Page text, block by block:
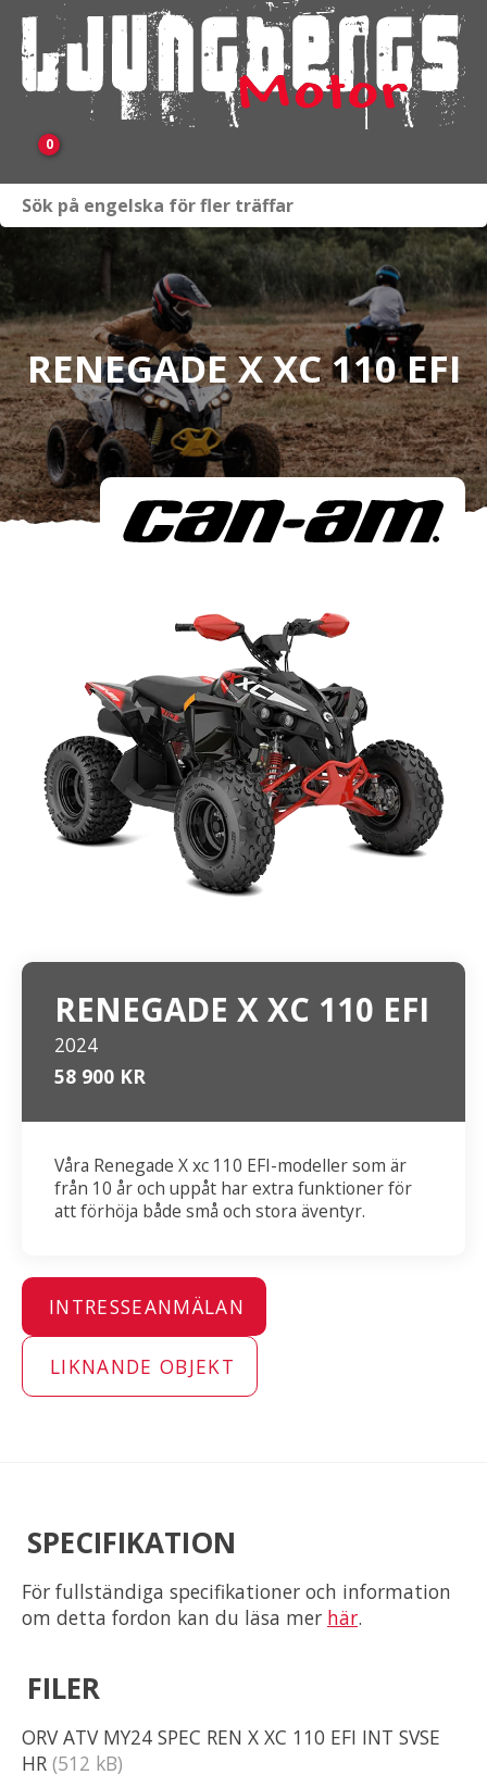
0
Fordon i lager
Verkstad
KAMPANJ
BRP
Släpvagnar & Skylift
Om oss
RENEGADE X XC 110 EFI
RENEGADE X XC 110 EFI
2024
58 900 KR
Våra Renegade X xc 110 EFI-modeller som är
från 10 år och uppåt har extra funktioner för
att förhöja både små och stora äventyr.
INTRESSEANMÄLAN
LIKNANDE OBJEKT
SPECIFIKATION
För fullständiga specifikationer och information
om detta fordon kan du läsa mer här.
FILER
ORV ATV MY24 SPEC REN X XC 110 EFI INT SVSE
HR (512 kB)